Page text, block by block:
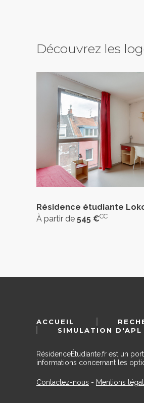
Découvrez les
Résidence étudiante
À partir de 545 €CC
ACCUEIL
SIMULATION D'APL
RésidenceÉtudiante.fr est un
informations concernant les
Contactez-nous - Mentions